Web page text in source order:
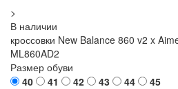
>
В наличии
кроссовки New Balance 860 v2 x
ML860AD2
Размер обуви
40
41 42 43 44
45